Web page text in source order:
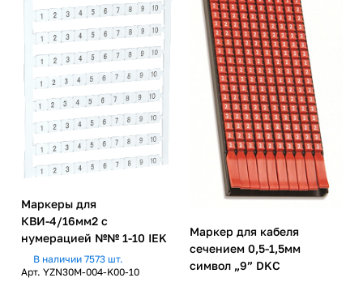
Маркеры для
КВИ-4/16мм2 с
нумерацией №№ 1-10 IEK
В наличии 7573 шт.
Арт. YZN30M-004-K00-10
Маркер для кабеля
сечением 0,5-1,5мм
символ „9” DKC